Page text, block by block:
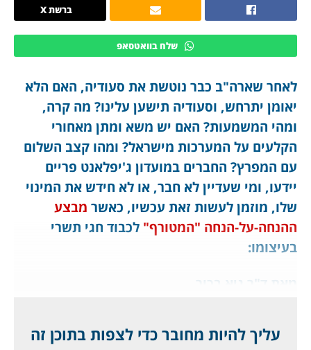
ברשת X
שלח בוואטסאפ
לאחר שארה"ב כבר נוטשת את סעודיה, האם הלא
יאומן יתרחש, וסעודיה תישען עלינו? מה קרה,
ומהי המשמעות? האם יש משא ומתן מאחורי
הקלעים על המערכות מישראל? ומהו קצב השלום
עם המפרץ? החברים במועדון ג'יפלאנט פריים
יידעו, ומי שעדיין לא חבר, או לא חידש את המינוי
שלו, מוזמן לעשות זאת עכשיו, כאשר מבצע
ההנחה-על-הנחה "המטורף" לכבוד חגי תשרי
בעיצומו:
עליך להיות מחובר כדי לצפות בתוכן זה